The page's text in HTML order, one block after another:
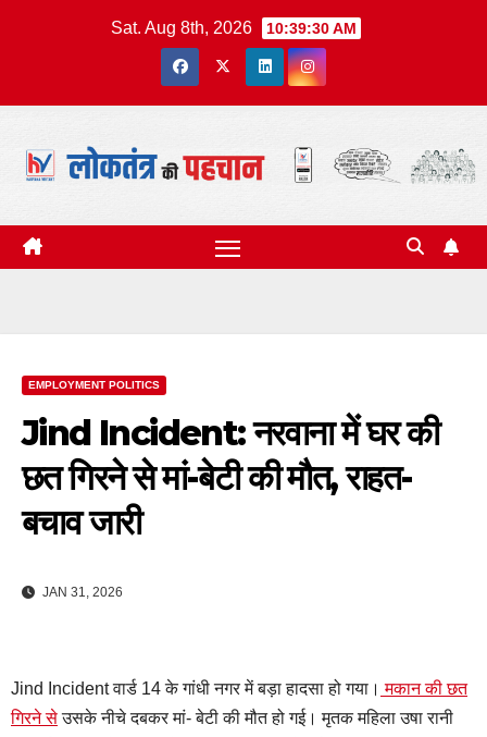
Sat. Aug 8th, 2026 10:39:31 AM
EMPLOYMENT POLITICS
Jind Incident: नरवाना में घर की
छत गिरने से मां-बेटी की मौत, राहत-
बचाव जारी
JAN 31, 2026
Jind Incident वार्ड 14 के गांधी नगर में बड़ा हादसा हो गया। मकान की छत
गिरने सेउसके नीचे दबकर मां- बेटी की मौत हो गई। मृतक महिला उषा रानी